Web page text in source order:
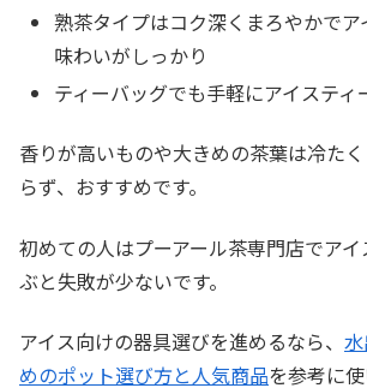
熟茶タイプはコク深くまろやかでア
味わいがしっかり
ティーバッグでも手軽にアイスティ
香りが高いものや大きめの茶葉は冷た
らず、おすすめです。
初めての人はプーアール茶専門店でア
ぶと失敗が少ないです。
アイス向けの器具選びを進めるなら、
めのポット選び方と人気商品を参考に